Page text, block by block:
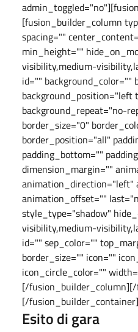
[fusion_builder_column
spacing=""
min_height=""
visibility,medium-
id="" background_color=""
background_position="left
background_repeat="no-
border_size="0"
border_position="all"
padding_bottom=""
dimension_margin=""
animation_direction="left"
animation_offset=""
style_type="shadow"
visibility,medium-
id="" sep_color=""
border_size="" icon=""
icon_circle_color=""
[/
[/fusion_builder_container]
Esito di gara